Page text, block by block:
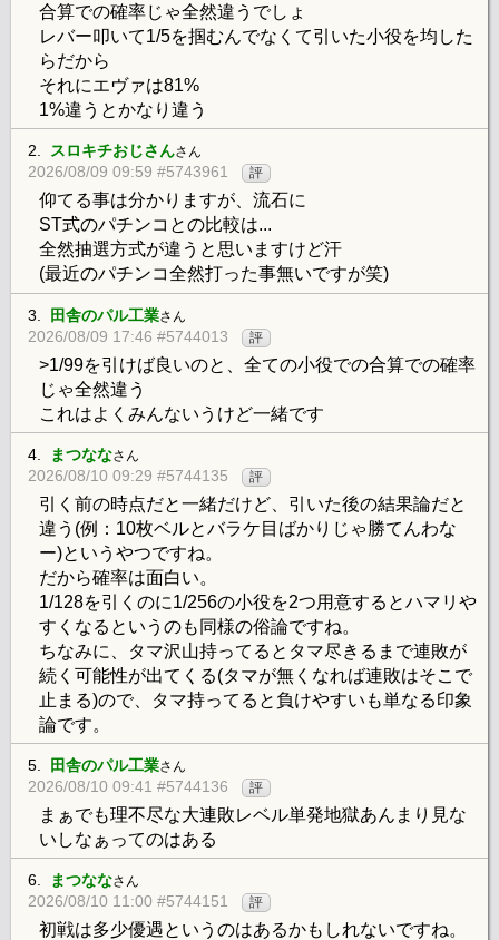
合算での確率じゃ全然違うでしょ
レバー叩いて1/5を掴むんでなくて引いた小役を均した
らだから
それにエヴァは81%
1%違うとかなり違う
2. スロキチおじさんさん
2026/08/09 09:59 #5743961 評
仰てる事は分かりますが、流石に
ST式のパチンコとの比較は...
全然抽選方式が違うと思いますけど汗
(最近のパチンコ全然打った事無いですが笑)
3. 田舎のパル工業さん
2026/08/09 17:46 #5744013 評
>1/99を引けば良いのと、全ての小役での合算での確率
じゃ全然違う
これはよくみんないうけど一緒です
4. まつななさん
2026/08/10 09:29 #5744135 評
引く前の時点だと一緒だけど、引いた後の結果論だと
違う(例：10枚ベルとバラケ目ばかりじゃ勝てんわな
ー)というやつですね。
だから確率は面白い。
1/128を引くのに1/256の小役を2つ用意するとハマリや
すくなるというのも同様の俗論ですね。
ちなみに、タマ沢山持ってるとタマ尽きるまで連敗が
続く可能性が出てくる(タマが無くなれば連敗はそこで
止まる)ので、タマ持ってると負けやすいも単なる印象
論です。
5. 田舎のパル工業さん
2026/08/10 09:41 #5744136 評
まぁでも理不尽な大連敗レベル単発地獄あんまり見な
いしなぁってのはある
6. まつななさん
2026/08/10 11:00 #5744151 評
初戦は多少優遇というのはあるかもしれないですね。